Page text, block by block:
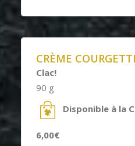
CRÈME
Clac!
90 g
Disponible à la
6,00€